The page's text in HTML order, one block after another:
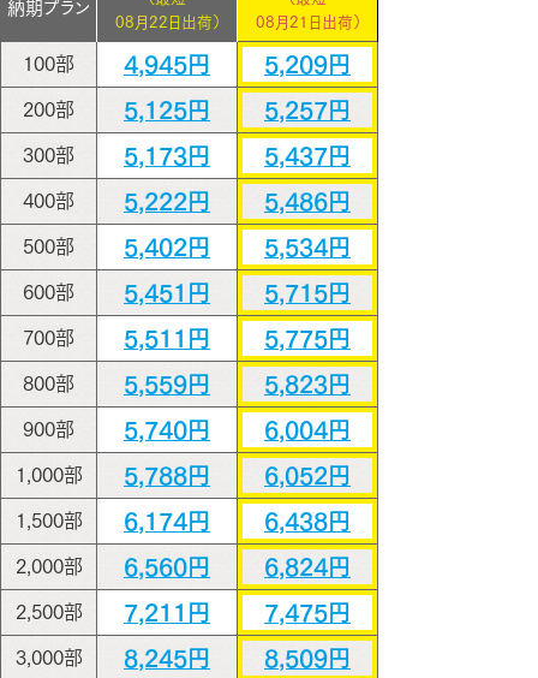
納期プラン
08月22日出荷）
08月21日出荷）
100部 4,945円 5,209円
200部 5,125円 5,257円
300部 5,173円 5,437円
400部 5,222円 5,486円
500部 5,402円 5,534円
600部 5,451円 5,715円
700部 5,511円 5,775円
800部 5,559円 5,823円
900部 5,740円 6,004円
1,000部 5,788円 6,052円
1,500部 6,174円 6,438円
2,000部 6,560円 6,824円
2,500部 7,211円 7,475円
3,000部 8,245円 8,509円